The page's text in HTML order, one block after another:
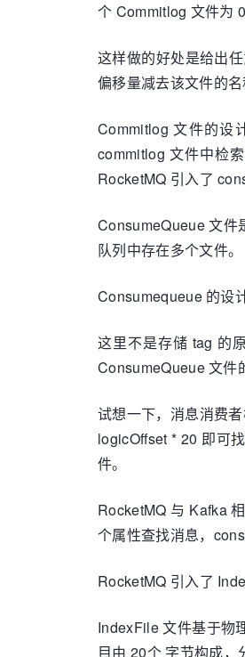
个 Commitlog 文件为
这样做的好处是给出
偏移量减去该文件的
Commitlog 文件的设
commitlog 文件中检
RocketMQ 引入了
ConsumeQueue 文件
队列中存在多个文件。
Consumequeue 的设
这里不是存储 tag 的
ConsumeQueue 文件
试想一下，消息消费
logicOffset * 20 即可
件。
RocketMQ 与 Kafka
个属性查找消息，
RocketMQ 引入了
IndexFile 文件基于物
目由 20个 字节构成，